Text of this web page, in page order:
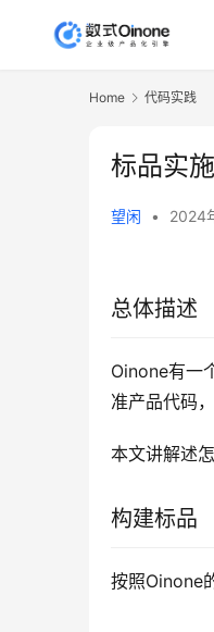
Home 代码实践
标品实
望闲 • 2024
总体描述
Oinone有一
准产品代码
本文讲解述
构建标品
按照Oinone